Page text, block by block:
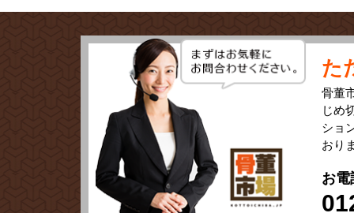
た
骨董
じめ
ショ
おり
お電